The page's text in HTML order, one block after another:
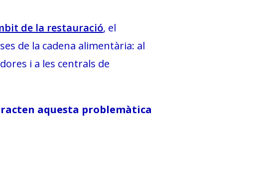
de la restauració, el
de la cadena alimentària: al
i a les centrals de
aquesta problemàtica